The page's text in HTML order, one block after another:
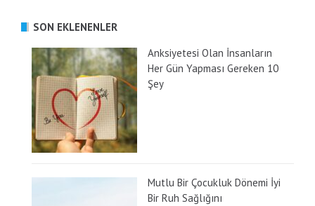
SON EKLENENLER
Anksiyetesi Olan İnsanların
Her Gün Yapması Gereken 10
Şey
Mutlu Bir Çocukluk Dönemi İyi
Bir Ruh Sağlığını